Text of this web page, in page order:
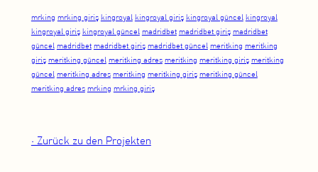
mrking mrking giriş kingroyal kingroyal giriş kingroyal güncel kingroyal
kingroyal giriş kingroyal güncel madridbet madridbet giriş madridbet
güncel madridbet madridbet giriş madridbet güncel meritking meritking
giriş meritking güncel meritking adres meritking meritking giriş meritking
güncel meritking adres meritking meritking giriş meritking güncel
meritking adres mrking mrking giriş
• Zurück zu den Projekten